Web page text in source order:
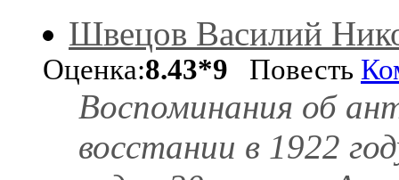
Швецов Василий
Оценка:8.43*9 Повесть
Воспоминания об
восстании в 1922